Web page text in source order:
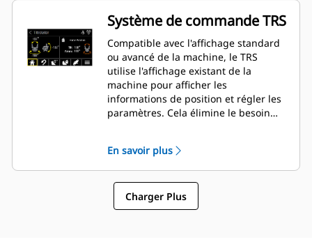
Système de commande TRS
Compatible avec l'affichage standard
ou avancé de la machine, le TRS
utilise l'affichage existant de la
machine pour afficher les
informations de position et régler les
paramètres. Cela élimine le besoin
hydraulique.
En savoir plus
Charger Plus